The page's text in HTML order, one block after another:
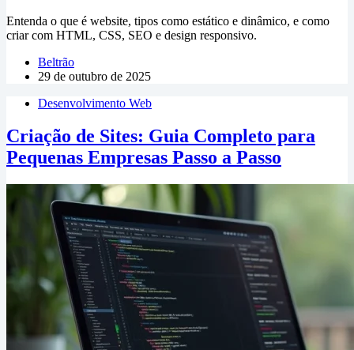
Entenda o que é website, tipos como estático e dinâmico, e como
criar com HTML, CSS, SEO e design responsivo.
Beltrão
29 de outubro de 2025
Desenvolvimento Web
Criação de Sites: Guia Completo para
Pequenas Empresas Passo a Passo